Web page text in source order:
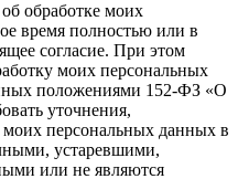
обработке моих
время полностью или в
согласие. При этом
моих персональных
положениями 152-ФЗ «О
уточнения,
персональных данных в
устаревшими,
или не являются